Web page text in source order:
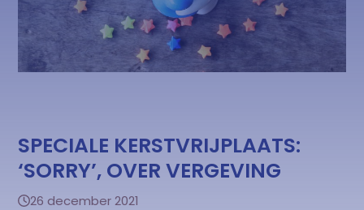
SPECIALE KERSTVRIJPLAATS:
‘SORRY’, OVER VERGEVING
26 december 2021